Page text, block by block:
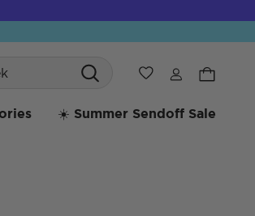
Verlanglijst
☀️ Summer Sendoff Sale